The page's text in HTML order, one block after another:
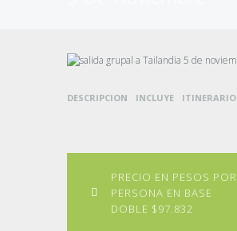
DESCRIPCION INCLUYE ITINERARIO
PRECIO EN PESOS POR
PERSONA EN BASE
DOBLE $97.832